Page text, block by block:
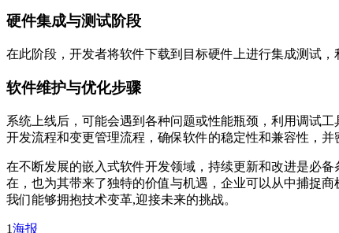
硬件集成与测试阶段
在此阶段，开发者将软件下载到目标硬件上进行集成测试
软件维护与优化步骤
系统上线后，可能会遇到各种问题或性能瓶颈，利用调试
开发流程和变更管理流程，确保软件的稳定性和兼容性，
在不断发展的嵌入式软件开发领域，持续更新和改进是必
在，也为其带来了独特的价值与机遇，企业可以从中捕捉
我们能够拥抱技术变革,迎接未来的挑战。
1海报